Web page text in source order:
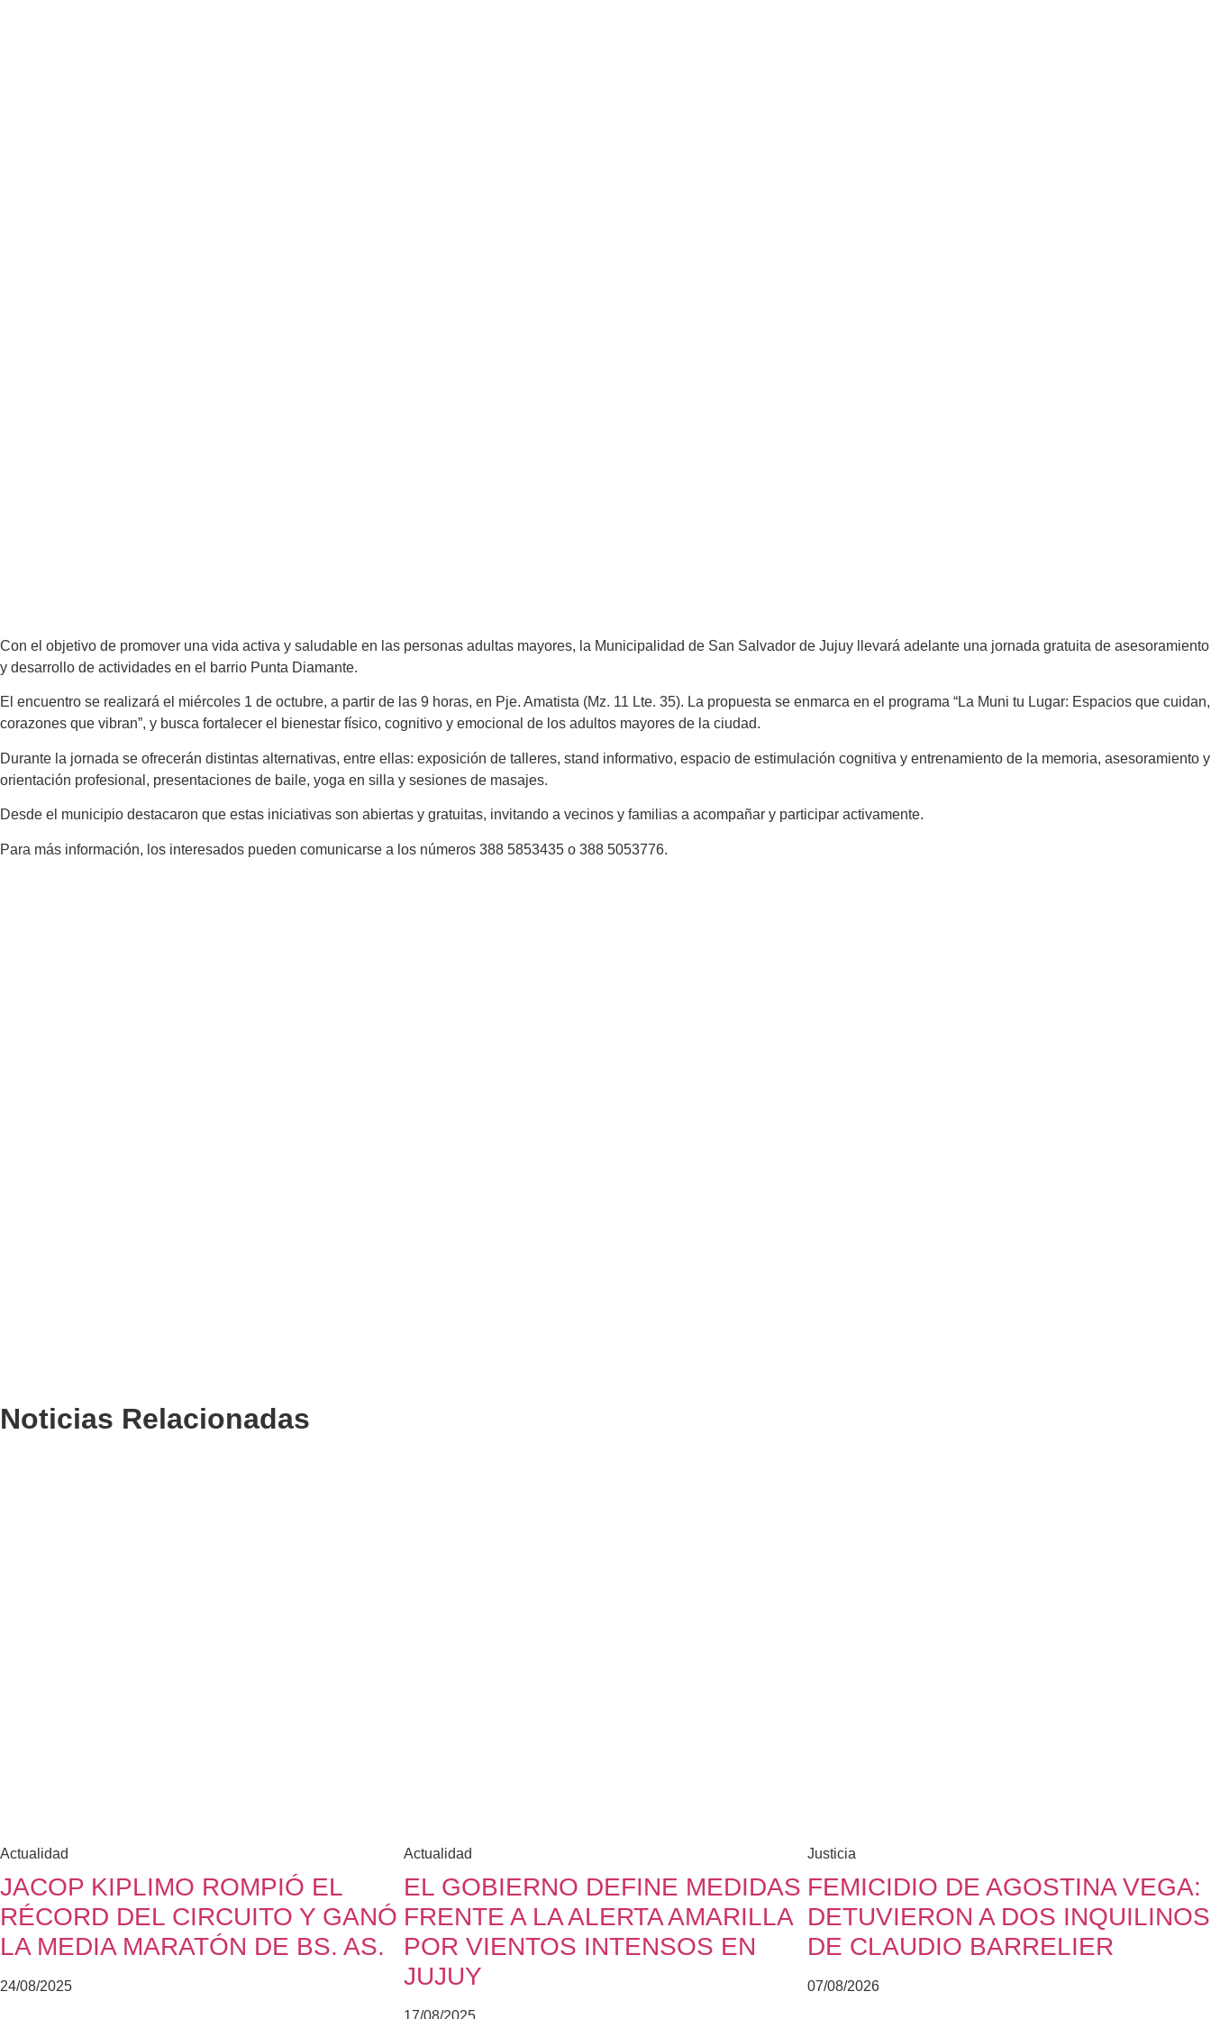
Con el objetivo de promover una vida activa y saludable en las personas adultas mayores, la Municipalidad de San Salvador de Jujuy llevará adelante una jornada gratuita de asesoramiento
y desarrollo de actividades en el barrio Punta Diamante.
El encuentro se realizará el miércoles 1 de octubre, a partir de las 9 horas, en Pje. Amatista (Mz. 11 Lte. 35). La propuesta se enmarca en el programa “La Muni tu Lugar: Espacios que cuidan,
corazones que vibran”, y busca fortalecer el bienestar físico, cognitivo y emocional de los adultos mayores de la ciudad.
Durante la jornada se ofrecerán distintas alternativas, entre ellas: exposición de talleres, stand informativo, espacio de estimulación cognitiva y entrenamiento de la memoria, asesoramiento y
orientación profesional, presentaciones de baile, yoga en silla y sesiones de masajes.
Desde el municipio destacaron que estas iniciativas son abiertas y gratuitas, invitando a vecinos y familias a acompañar y participar activamente.
Para más información, los interesados pueden comunicarse a los números 388 5853435 o 388 5053776.
Noticias Relacionadas
Actualidad
JACOP KIPLIMO ROMPIÓ EL
RÉCORD DEL CIRCUITO Y GANÓ
LA MEDIA MARATÓN DE BS. AS.
24/08/2025
Actualidad
EL GOBIERNO DEFINE MEDIDAS
FRENTE A LA ALERTA AMARILLA
POR VIENTOS INTENSOS EN
JUJUY
17/08/2025
Justicia
FEMICIDIO DE AGOSTINA VEGA:
DETUVIERON A DOS INQUILINOS
DE CLAUDIO BARRELIER
07/08/2026